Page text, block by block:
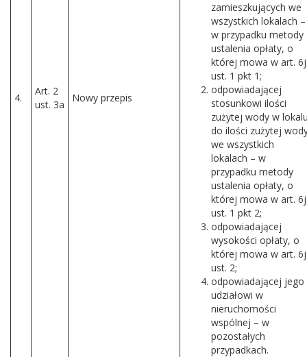
4.
Art. 2
ust. 3a
Nowy przepis
zamieszkujących we
wszystkich lokalach –
w przypadku metody
ustalenia opłaty, o
której mowa w art. 6j
ust. 1 pkt 1;
odpowiadającej
stosunkowi ilości
zużytej wody w
do ilości zużytej
we wszystkich
lokalach – w
przypadku metody
ustalenia opłaty, o
której mowa w art. 6j
ust. 1 pkt 2;
odpowiadającej
wysokości opłaty, o
której mowa w art. 6j
ust. 2;
odpowiadającej jego
udziałowi w
nieruchomości
wspólnej – w
pozostałych
przypadkach.